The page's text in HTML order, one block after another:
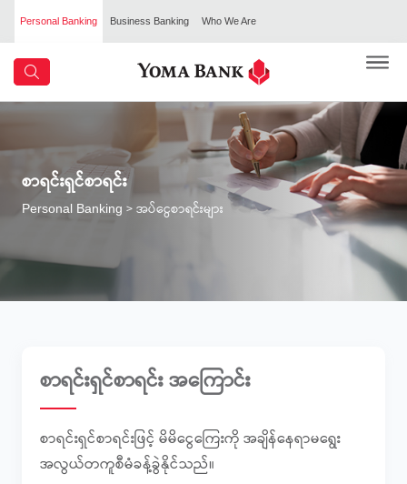
Personal Banking Business Banking Who We Are
စာရင်းရှင်စာရင်း
Personal Banking > အပ်ငွေစာရင်းများ
စာရင်းရှင်စာရင်း အကြောင်း
စာရင်းရှင်စာရင်းဖြင့် မိမိငွေကြေးကို အချိန်နေရာမရွေး
အလွယ်တကူစီမံခန့်ခွဲနိုင်သည်။